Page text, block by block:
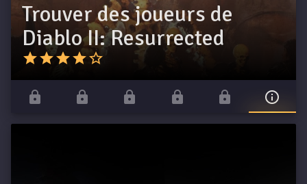
Trouver des joueurs de
Diablo II: Resurrected